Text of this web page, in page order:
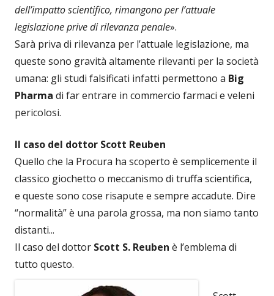
dell’impatto scientifico, rimangono per l’attuale
legislazione prive di rilevanza penale».
Sarà priva di rilevanza per l’attuale legislazione, ma
queste sono gravità altamente rilevanti per la società
umana: gli studi falsificati infatti permettono a Big
Pharma di far entrare in commercio farmaci e veleni
pericolosi.
Il caso del dottor Scott Reuben
Quello che la Procura ha scoperto è semplicemente il
classico giochetto o meccanismo di truffa scientifica,
e queste sono cose risapute e sempre accadute. Dire
“normalità” è una parola grossa, ma non siamo tanto
distanti...
Il caso del dottor Scott S. Reuben è l’emblema di
tutto questo.